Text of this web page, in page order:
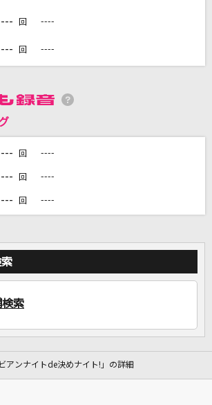
カラオケ最新情報をチェック！
回 ----
回 ----
回 ----
回 ----
回 ----
検索
アンナイトde決めナイト!」の詳細